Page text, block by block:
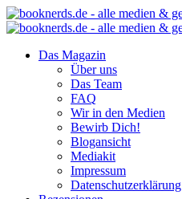
Das Magazin
Über uns
Das Team
FAQ
Wir in den Medien
Bewirb Dich!
Blogansicht
Mediakit
Impressum
Datenschutzerklärung